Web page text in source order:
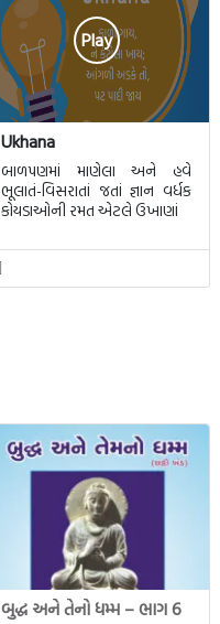
Play
Ukhana
બાળપણમાં માણેલા અને હવે
ભૂલાતં-વિસરાતાં જતાં જ્ઞાન વર્ધક
કોયડાઓની રમત એટલે ઉખાણાં
બુદ્ધ અને તેનો ધમ્મ – ભાગ 6